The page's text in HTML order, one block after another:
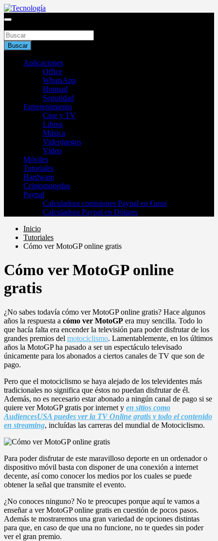
Saltar
al
Tecnología
Buscar
Aplicaciones
Office
WhatsApp
Hotmail
Seguridad
Entretenimiento
Cine y TV
Libros
Música
Videojuegos
Vídeo
Móviles
Tutoriales
Hardware
Criptomonedas
Paypal
Calculadora comisiones Paypal en €uros
Calculadora Paypal en Dólares
Inicio
Tutoriales
Cómo ver MotoGP online gratis
Cómo ver MotoGP online
gratis
¿No sabes todavía cómo ver MotoGP online gratis? Hace algunos
años la respuesta a cómo ver MotoGP era muy sencilla. Todo lo
que hacía falta era encender la televisión para poder disfrutar de los
grandes premios del motociclismo. Lamentablemente, en los últimos
años la MotoGP ha pasado a ser un espectáculo televisado
únicamente para los abonados a ciertos canales de TV que son de
pago.
Pero que el motociclismo se haya alejado de los televidentes más
tradicionales no significa que éstos no puedan disfrutar de él.
Además, no es necesario estar abonado a ningún canal de pago si se
quiere ver MotoGP gratis por internet y en sitios como
AudiencesUSA puedes ver la TV Online gratis y todo el contenido
en streaming, incluídas las carreras del mundial de Motociclismo.
Para poder disfrutar de este maravilloso deporte en un ordenador o
dispositivo móvil basta con disponer de una conexión a internet
decente, así como conocer los medios por los cuales se puede
obtener la señal que transmite el evento.
¿No conoces ninguno? No te preocupes porque aquí te vamos a
enseñar a ver MotoGP online gratis en cuestión de pocos pasos.
Además te mostraremos una gran variedad de opciones distintas
para que, en caso de que una no funcione, no te quedes sin poder
ver el gran premio.